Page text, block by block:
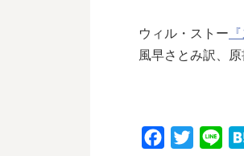
ウィル・ストー
風早さとみ訳、